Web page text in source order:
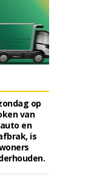
op
van
en
is